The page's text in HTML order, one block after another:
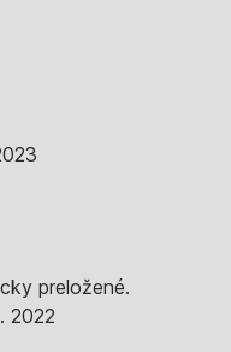
preložené.
2022